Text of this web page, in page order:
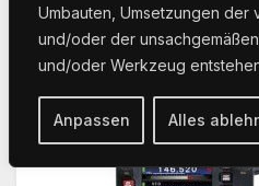
Umbauten, Umsetzungen der
und/oder der
und/oder Werkzeug
Anpassen Alles